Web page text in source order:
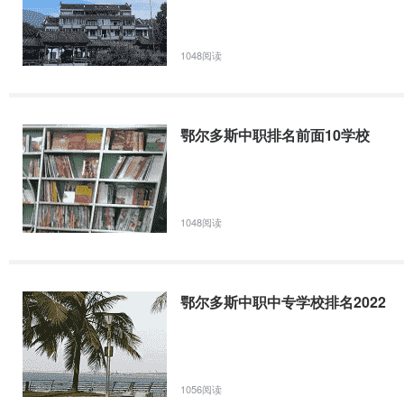
1048阅读
鄂尔多斯中职排名前面10学校
1048阅读
鄂尔多斯中职中专学校排名2022
1056阅读